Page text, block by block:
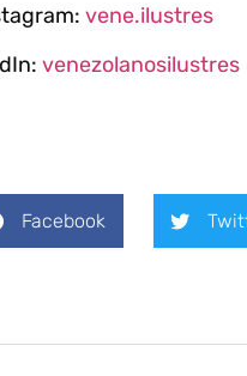
vene.ilustres
venezolanosilustres
Facebook